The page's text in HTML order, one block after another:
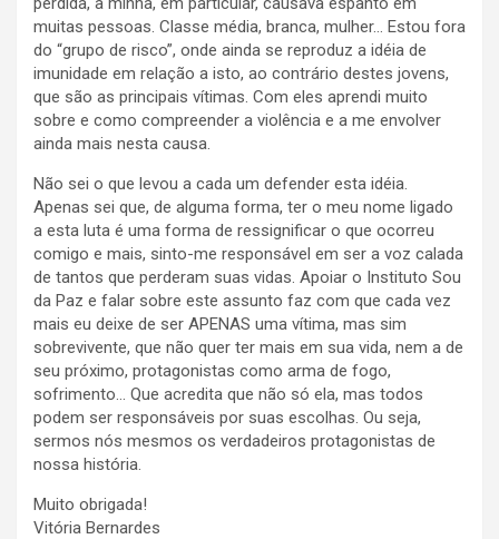
muitas pessoas. Classe média, branca, mulher… Estou fora
do “grupo de risco”, onde ainda se reproduz a idéia de
imunidade em relação a isto, ao contrário destes jovens,
que são as principais vítimas. Com eles aprendi muito
sobre e como compreender a violência e a me envolver
ainda mais nesta causa.
Não sei o que levou a cada um defender esta idéia.
Apenas sei que, de alguma forma, ter o meu nome ligado
a esta luta é uma forma de ressignificar o que ocorreu
comigo e mais, sinto-me responsável em ser a voz calada
de tantos que perderam suas vidas. Apoiar o Instituto Sou
da Paz e falar sobre este assunto faz com que cada vez
mais eu deixe de ser APENAS uma vítima, mas sim
sobrevivente, que não quer ter mais em sua vida, nem a de
seu próximo, protagonistas como arma de fogo,
sofrimento… Que acredita que não só ela, mas todos
podem ser responsáveis por suas escolhas. Ou seja,
sermos nós mesmos os verdadeiros protagonistas de
nossa história.
Muito obrigada!
Vitória Bernardes